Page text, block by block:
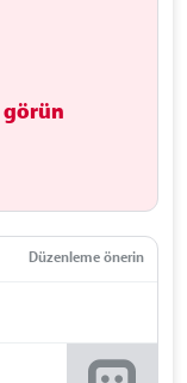
görün
Düzenleme önerin